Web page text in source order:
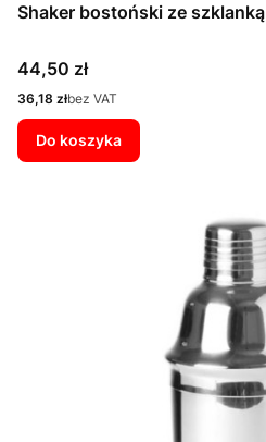
Shaker bostoński ze szklanką
Cena
44,50 zł
Cena
36,18 złbez VAT
Do koszyka